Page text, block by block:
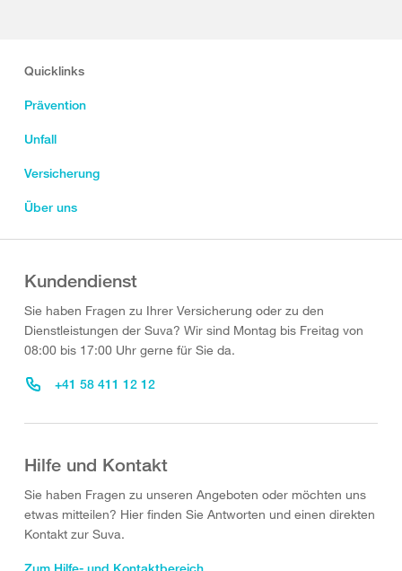
Quicklinks
Prävention
Unfall
Versicherung
Über uns
Kundendienst
Sie haben Fragen zu Ihrer Versicherung oder zu den
Dienstleistungen der Suva? Wir sind Montag bis Freitag von
08:00 bis 17:00 Uhr gerne für Sie da.
+41 58 411 12 12
Hilfe und Kontakt
Sie haben Fragen zu unseren Angeboten oder möchten uns
etwas mitteilen? Hier finden Sie Antworten und einen direkten
Kontakt zur Suva.